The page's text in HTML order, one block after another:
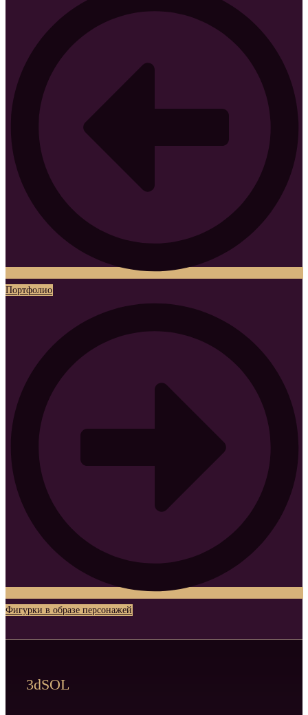
Портфолио
Фигурки в образе персонажей
3dSOL